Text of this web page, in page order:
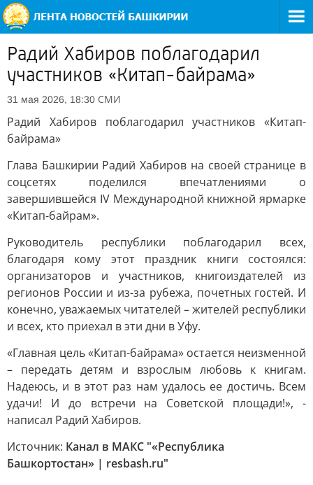
Радий Хабиров поблагодарил
участников «Китап-байрама»
31 мая 2026, 18:30 СМИ
Радий Хабиров поблагодарил участников «Китап-
байрама»
Глава Башкирии Радий Хабиров на своей странице в
соцсетях поделился впечатлениями о
завершившейся IV Международной книжной ярмарке
«Китап-байрам».
Руководитель республики поблагодарил всех,
благодаря кому этот праздник книги состоялся:
организаторов и участников, книгоиздателей из
регионов России и из-за рубежа, почетных гостей. И
конечно, уважаемых читателей – жителей республики
и всех, кто приехал в эти дни в Уфу.
«Главная цель «Китап-байрама» остается неизменной
– передать детям и взрослым любовь к книгам.
Надеюсь, и в этот раз нам удалось ее достичь. Всем
удачи! И до встречи на Советской площади!», -
написал Радий Хабиров.
Источник: Канал в МАКС "«Республика
Башкортостан» | resbash.ru"